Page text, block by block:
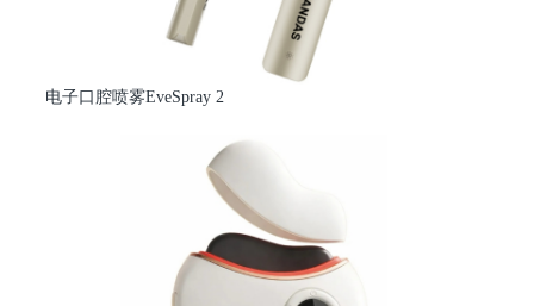
电子口腔喷雾EveSpray 2